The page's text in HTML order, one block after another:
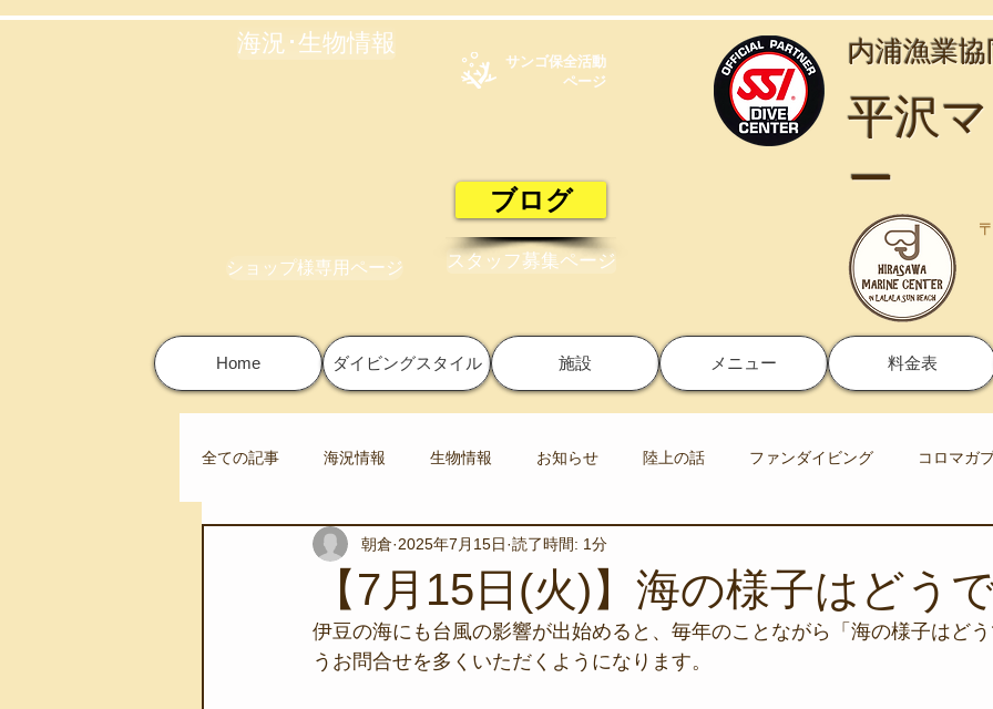
海況･生物情報
サンゴ保全活動​
ページ
ブログ
ショップ様専用ページ スタッフ募集ページ
内浦漁業
平沢
ー
Home ダイビングスタイル 施設 メニュー 料金表
全ての記事 海況情報 生物情報 お知らせ 陸上の話 ファンダイビング コロマガ
スノーケリングツアー 自然環境保全 ワカメの養殖
伊豆半島ジオパーク サンゴの保全活動 取材 作業潜水 いつもとは違
【7月15日(火)】海の様子はどう
朝倉 2025年7月15日 読了時間: 1分
伊豆の海にも台風の影響が出始めると、毎年のことながら「海の様子はど
うお問合せを多くいただくようになります。